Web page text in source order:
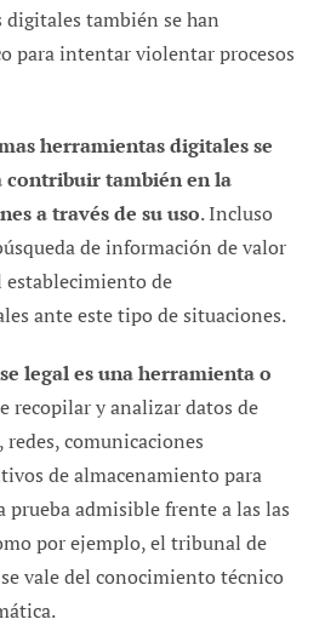
también se han
para intentar violentar procesos
herramientas digitales se
también en la
a través de su uso. Incluso
de información de valor
establecimiento de
ante este tipo de situaciones.
legal es una herramienta o
recopilar y analizar datos de
comunicaciones
de almacenamiento para
prueba admisible frente a las las
por ejemplo, el tribunal de
vale del conocimiento técnico